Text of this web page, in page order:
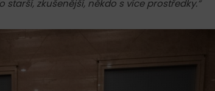
starší, zkušenější, někdo s více prostředky.”